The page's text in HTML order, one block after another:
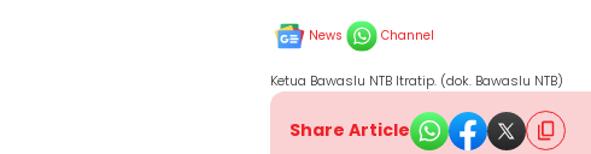
News Channel
Ketua Bawaslu NTB Itratip. (dok. Bawaslu NTB)
Share Article